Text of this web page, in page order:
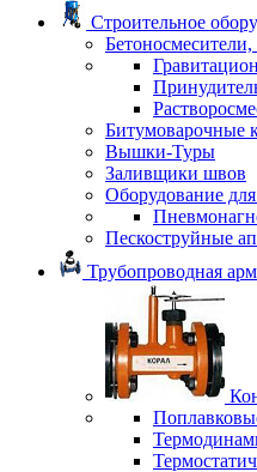
Строительное
Битумоварочные
Вышки-Туры
Заливщики швов
Оборудование
Пескоструйные
Трубопроводная